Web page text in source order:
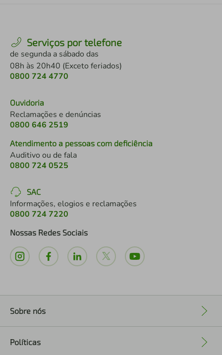
Serviços por telefone
de segunda a sábado das
08h às 20h40 (Exceto feriados)
0800 724 4770
Ouvidoria
Reclamações e denúncias
0800 646 2519
Atendimento a pessoas com deficiência
Auditivo ou de fala
0800 724 0525
SAC
Informações, elogios e reclamações
0800 724 7220
Nossas Redes Sociais
Sobre nós
Políticas